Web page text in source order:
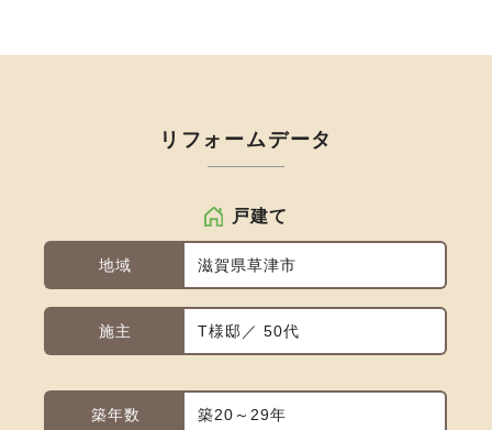
リフォームデータ
戸建て
地域 滋賀県草津市
施主 T様邸／ 50代
築年数 築20～29年